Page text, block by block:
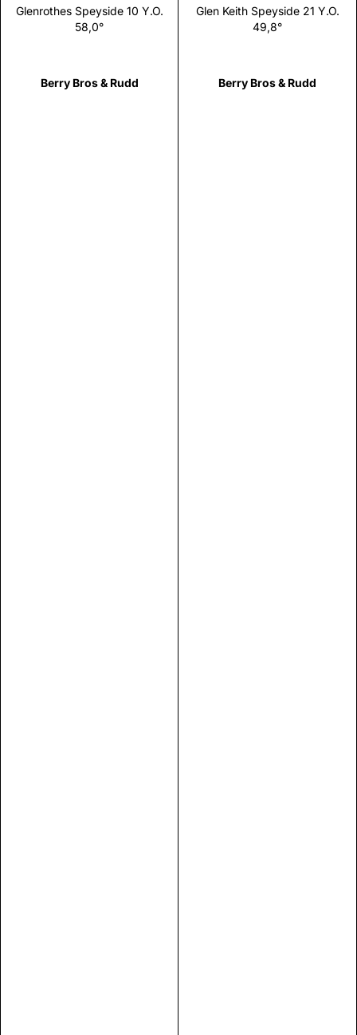
Glenrothes Speyside 10 Y.O.
58,0°
Berry Bros & Rudd
Glen Keith Speyside 21 Y.O.
49,8°
Berry Bros & Rudd